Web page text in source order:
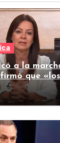
a la
que